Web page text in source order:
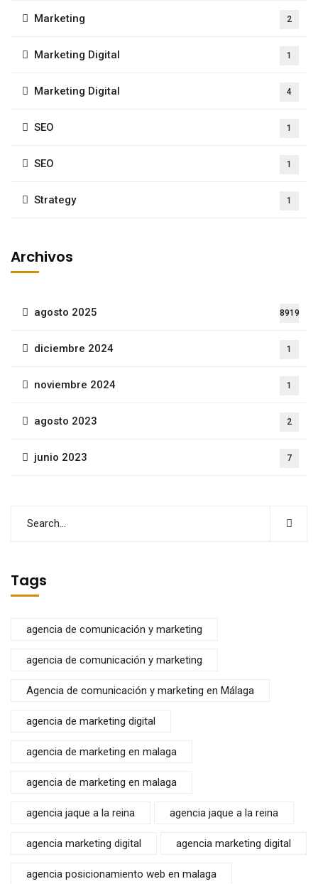
Marketing 2
Marketing Digital 1
Marketing Digital 4
SEO 1
SEO 1
Strategy 1
Archivos
agosto 2025 8919
diciembre 2024 1
noviembre 2024 1
agosto 2023 2
junio 2023 7
Tags
agencia de comunicación y marketing
agencia de comunicación y marketing
Agencia de comunicación y marketing en Málaga
agencia de marketing digital
agencia de marketing en malaga
agencia de marketing en malaga
agencia jaque a la reina agencia jaque a la reina
agencia marketing digital agencia marketing digital
agencia posicionamiento web en malaga